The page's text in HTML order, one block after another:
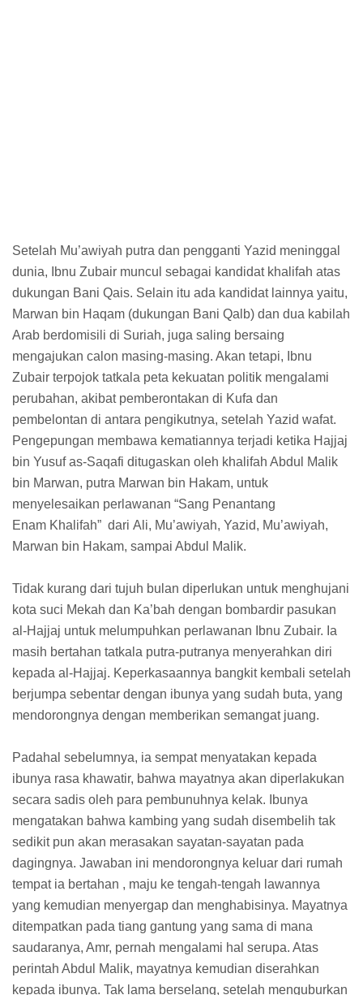
Setelah Mu’awiyah putra dan pengganti Yazid meninggal
dunia, Ibnu Zubair muncul sebagai kandidat khalifah atas
dukungan Bani Qais. Selain itu ada kandidat lainnya yaitu,
Marwan bin Haqam (dukungan Bani Qalb) dan dua kabilah
Arab berdomisili di Suriah, juga saling bersaing
mengajukan calon masing-masing. Akan tetapi, Ibnu
Zubair terpojok tatkala peta kekuatan politik mengalami
perubahan, akibat pemberontakan di Kufa dan
pembelontan di antara pengikutnya, setelah Yazid wafat.
Pengepungan membawa kematiannya terjadi ketika Hajjaj
bin Yusuf as-Saqafi ditugaskan oleh khalifah Abdul Malik
bin Marwan, putra Marwan bin Hakam, untuk
menyelesaikan perlawanan “Sang Penantang
Enam Khalifah” dari Ali, Mu’awiyah, Yazid, Mu’awiyah,
Marwan bin Hakam, sampai Abdul Malik.
Tidak kurang dari tujuh bulan diperlukan untuk menghujani
kota suci Mekah dan Ka’bah dengan bombardir pasukan
al-Hajjaj untuk melumpuhkan perlawanan Ibnu Zubair. Ia
masih bertahan tatkala putra-putranya menyerahkan diri
kepada al-Hajjaj. Keperkasaannya bangkit kembali setelah
berjumpa sebentar dengan ibunya yang sudah buta, yang
mendorongnya dengan memberikan semangat juang.
Padahal sebelumnya, ia sempat menyatakan kepada
ibunya rasa khawatir, bahwa mayatnya akan diperlakukan
secara sadis oleh para pembunuhnya kelak. Ibunya
mengatakan bahwa kambing yang sudah disembelih tak
sedikit pun akan merasakan sayatan-sayatan pada
dagingnya. Jawaban ini mendorongnya keluar dari rumah
tempat ia bertahan , maju ke tengah-tengah lawannya
yang kemudian menyergap dan menghabisinya. Mayatnya
ditempatkan pada tiang gantung yang sama di mana
saudaranya, Amr, pernah mengalami hal serupa. Atas
perintah Abdul Malik, mayatnya kemudian diserahkan
kepada ibunya. Tak lama berselang, setelah menguburkan